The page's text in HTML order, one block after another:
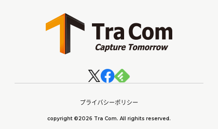
プライバシーポリシー
copyright ©2026 Tra Com. All righits reserved.